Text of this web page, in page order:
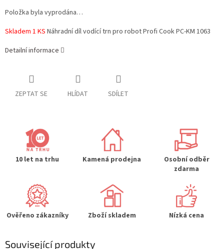
Položka byla vyprodána…
Skladem 1 KS Náhradní díl vodící trn pro robot Profi Cook PC-KM 1063
Detailní informace
ZEPTAT SE HLÍDAT SDÍLET
10 let na trhu Kamená prodejna
Osobní odběr
zdarma
Ověřeno zákazníky Zboží skladem Nízká cena
Související produkty